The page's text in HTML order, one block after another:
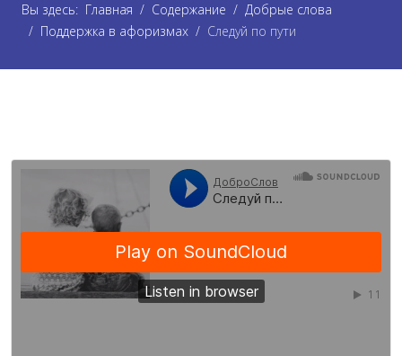
Вы здесь: Главная Содержание
Добрые слова
Поддержка в афоризмах
Следуй по пути